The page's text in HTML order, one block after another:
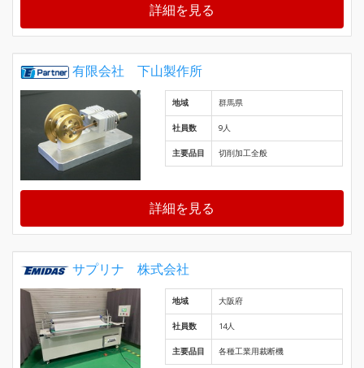
詳細を見る
有限会社 下山製作所
地域 群馬県
社員数 9人
主要品目 切削加工全般
詳細を見る
サプリナ 株式会社
地域 大阪府
社員数 14人
主要品目 各種工業用裁断機